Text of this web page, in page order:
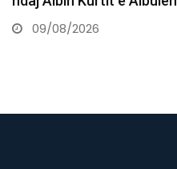
09/08/2026